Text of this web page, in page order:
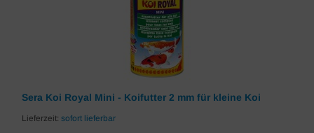
Sera Koi Royal Mini - Koifutter 2 mm für kleine Koi
Lieferzeit: sofort lieferbar